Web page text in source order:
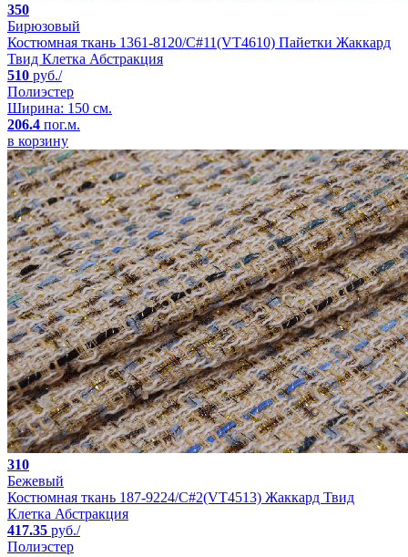
350
Бирюзовый
Костюмная ткань 1361-8120/C#11(VT4610) Пайетки Жаккард
Твид Клетка Абстракция
510 руб./
Полиэстер
Ширина: 150 см.
206.4 пог.м.
в корзину
310
Бежевый
Костюмная ткань 187-9224/C#2(VT4513) Жаккард Твид
Клетка Абстракция
417.35 руб./
Полиэстер